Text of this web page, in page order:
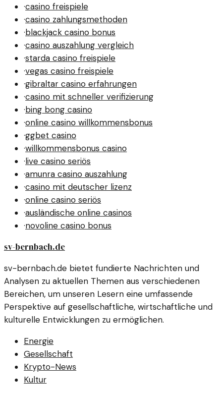
·casino freispiele
·casino zahlungsmethoden
·blackjack casino bonus
·casino auszahlung vergleich
·starda casino freispiele
·vegas casino freispiele
·gibraltar casino erfahrungen
·casino mit schneller verifizierung
·bing bong casino
·online casino willkommensbonus
·ggbet casino
·willkommensbonus casino
·live casino seriös
·amunra casino auszahlung
·casino mit deutscher lizenz
·online casino seriös
·ausländische online casinos
·novoline casino bonus
sv-bernbach.de
sv-bernbach.de bietet fundierte Nachrichten und
Analysen zu aktuellen Themen aus verschiedenen
Bereichen, um unseren Lesern eine umfassende
Perspektive auf gesellschaftliche, wirtschaftliche und
kulturelle Entwicklungen zu ermöglichen.
Energie
Gesellschaft
Krypto-News
Kultur